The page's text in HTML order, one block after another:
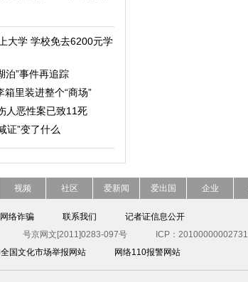
大学 学校免去6200元学
泊”事件再追踪
箱里装进整个“商场”
人恶性案已致11死
证”变了什么
视频 社区 爱新闻 爱出国 企业
络诈骗 联系我们
记者证信息公开
号京网文[2011]0283-097号
ICP：20100000002731
国文化市场举报网站 网络110报警网站